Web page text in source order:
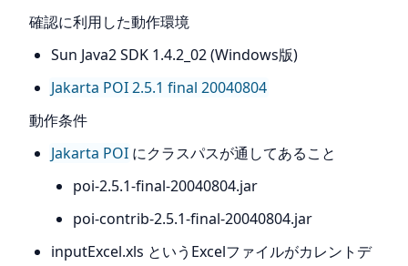
確認に利用した動作環境
Sun Java2 SDK 1.4.2_02 (Windows版)
Jakarta POI 2.5.1 final 20040804
動作条件
Jakarta POI にクラスパスが通してあること
poi-2.5.1-final-20040804.jar
poi-contrib-2.5.1-final-20040804.jar
inputExcel.xls というExcelファイルがカレントデ